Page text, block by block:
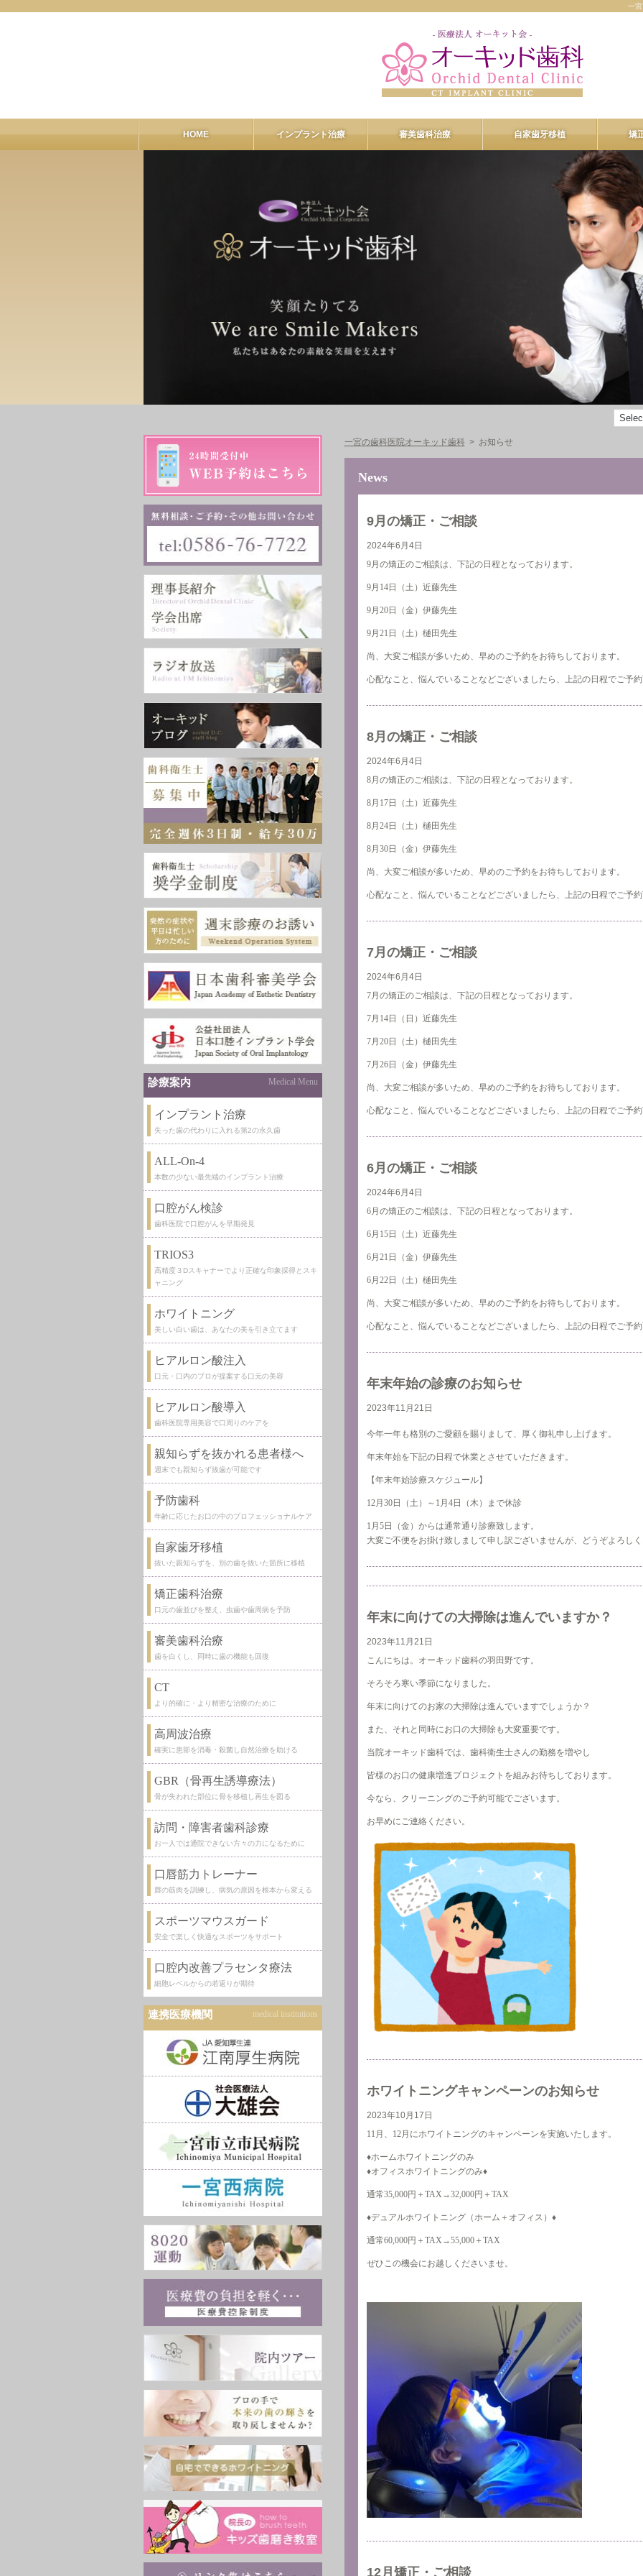
一
HOME インプラント治療
ALL-On-4
CT
審美歯科治療
ヒアルロン酸注入
自家歯牙移植 矯
診療案内 Medical Menu
インプラント治療
失った歯の代わりに入れる第2の永久歯
ALL-On-4
本数の少ない最先端のインプラント治療
口腔がん検診
歯科医院で口腔がんを早期発見
TRIOS3
高精度３Dスキャナーでより正確な印象採得とスキ
ャニング
ホワイトニング
美しい白い歯は、あなたの美を引き立てます
ヒアルロン酸注入
口元・口内のプロが提案する口元の美容
ヒアルロン酸導入
歯科医院専用美容で口周りのケアを
親知らずを抜かれる患者様へ
週末でも親知らず抜歯が可能です
予防歯科
年齢に応じたお口の中のプロフェッショナルケア
自家歯牙移植
抜いた親知らずを、別の歯を抜いた箇所に移植
矯正歯科治療
口元の歯並びを整え、虫歯や歯周病を予防
審美歯科治療
歯を白くし、同時に歯の機能も回復
CT
より的確に・より精密な治療のために
高周波治療
確実に患部を消毒・殺菌し自然治療を助ける
GBR（骨再生誘導療法）
骨が失われた部位に骨を移植し再生を図る
訪問・障害者歯科診療
お一人では通院できない方々の力になるために
口唇筋力トレーナー
唇の筋肉を訓練し、病気の原因を根本から変える
スポーツマウスガード
安全で楽しく快適なスポーツをサポート
口腔内改善プラセンタ療法
細胞レベルからの若返りが期待
連携医療機関 medical institutions
一宮の歯科医院オーキッド歯科 お知らせ
News
9月の矯正・ご相談
2024年6月4日
9月の矯正のご相談は、下記の日程となっております。
9月14日（土）近藤先生
9月20日（金）伊藤先生
9月21日（土）樋田先生
尚、大変ご相談が多いため、早めのご予約をお待ちしております。
心配なこと、悩んでいることなどございましたら、上記の日程でご予
8月の矯正・ご相談
2024年6月4日
8月の矯正のご相談は、下記の日程となっております。
8月17日（土）近藤先生
8月24日（土）樋田先生
8月30日（金）伊藤先生
尚、大変ご相談が多いため、早めのご予約をお待ちしております。
心配なこと、悩んでいることなどございましたら、上記の日程でご予
7月の矯正・ご相談
2024年6月4日
7月の矯正のご相談は、下記の日程となっております。
7月14日（日）近藤先生
7月20日（土）樋田先生
7月26日（金）伊藤先生
尚、大変ご相談が多いため、早めのご予約をお待ちしております。
心配なこと、悩んでいることなどございましたら、上記の日程でご予
6月の矯正・ご相談
2024年6月4日
6月の矯正のご相談は、下記の日程となっております。
6月15日（土）近藤先生
6月21日（金）伊藤先生
6月22日（土）樋田先生
尚、大変ご相談が多いため、早めのご予約をお待ちしております。
心配なこと、悩んでいることなどございましたら、上記の日程でご予
年末年始の診療のお知らせ
2023年11月21日
今年一年も格別のご愛顧を賜りまして、厚く御礼申し上げます。
年末年始を下記の日程で休業とさせていただきます。
【年末年始診療スケジュール】
12月30日（土）～1月4日（木）まで休診
1月5日（金）からは通常通り診療致します。
大変ご不便をお掛け致しまして申し訳ございませんが、どうぞよろし
年末に向けての大掃除は進んでいますか？
2023年11月21日
こんにちは。オーキッド歯科の羽田野です。
そろそろ寒い季節になりました。
年末に向けてのお家の大掃除は進んでいますでしょうか？
また、それと同時にお口の大掃除も大変重要です。
当院オーキッド歯科では、歯科衛生士さんの勤務を増やし
皆様のお口の健康増進プロジェクトを組みお待ちしております。
今なら、クリーニングのご予約可能でございます。
お早めにご連絡ください。
ホワイトニングキャンペーンのお知らせ
2023年10月17日
11月、12月にホワイトニングのキャンペーンを実施いたします。
♦︎ホームホワイトニングのみ
♦︎オフィスホワイトニングのみ♦︎
通常35,000円＋TAX→32,000円＋TAX
♦︎デュアルホワイトニング（ホーム＋オフィス）♦︎
通常60,000円＋TAX→55,000＋TAX
ぜひこの機会にお越しくださいませ。
12月矯正・ご相談